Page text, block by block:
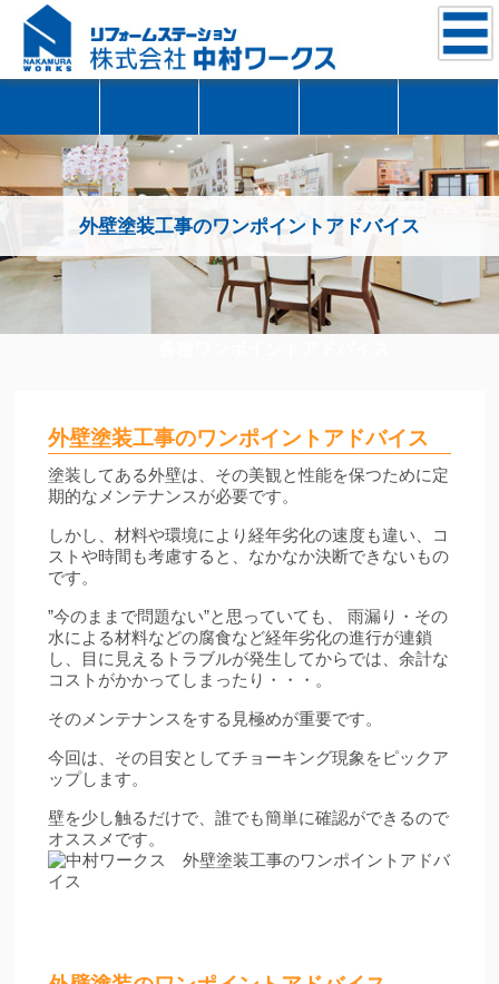
外壁塗装工事のワンポイントアドバイス
外壁塗装工事のワンポイントアドバイス
塗装してある外壁は、その美観と性能を保つために定
期的なメンテナンスが必要です。
しかし、材料や環境により経年劣化の速度も違い、コ
ストや時間も考慮すると、なかなか決断できないもの
です。
”今のままで問題ない”と思っていても、 雨漏り・その
水による材料などの腐食など経年劣化の進行が連鎖
し、目に見えるトラブルが発生してからでは、余計な
コストがかかってしまったり・・・。
そのメンテナンスをする見極めが重要です。
今回は、その目安としてチョーキング現象をピックア
ップします。
壁を少し触るだけで、誰でも簡単に確認ができるので
オススメです。